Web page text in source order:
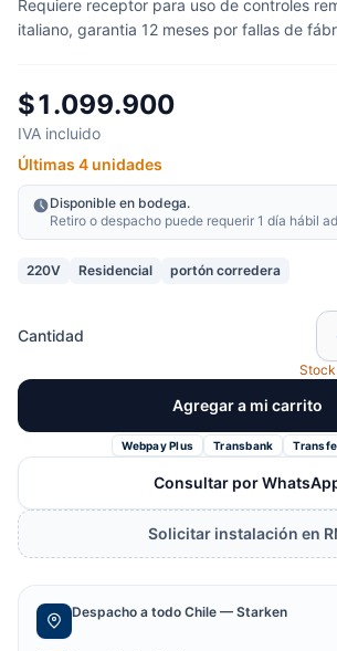
Requiere receptor para uso de controles
italiano, garantia 12 meses por fallas de
$1.099.900
IVA incluido
Últimas 4 unidades
Disponible en bodega.
Retiro o despacho puede requerir 1 día hábil
220V Residencial portón corredera
Cantidad
Agregar a mi carrito
Webpay Plus Transbank
Consultar por
Solicitar instalación en
Despacho a todo Chile — Starken